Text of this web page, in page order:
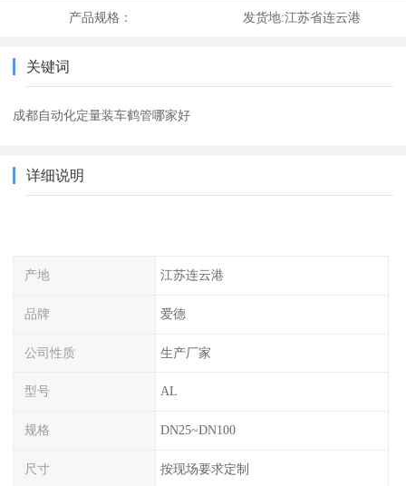
产品规格： 发货地:江苏省连云港
关键词
成都自动化定量装车鹤管哪家好
详细说明
产地 江苏连云港
品牌 爱德
公司性质 生产厂家
型号 AL
规格 DN25~DN100
尺寸 按现场要求定制